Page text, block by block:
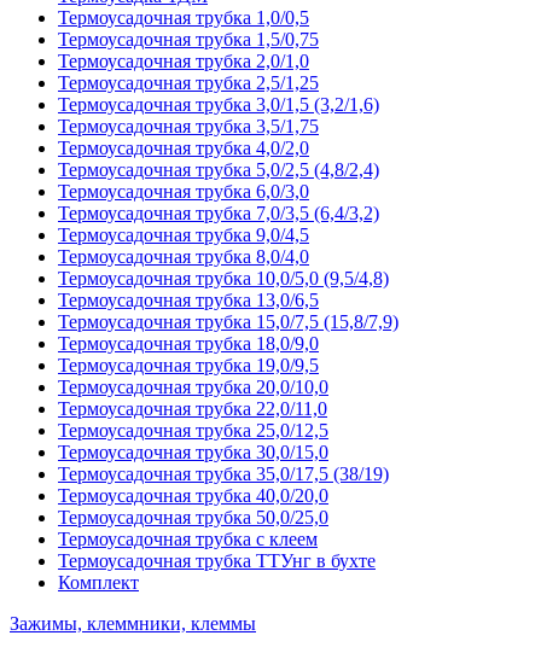
Термоусадочная трубка 1,0/0,5
Термоусадочная трубка 1,5/0,75
Термоусадочная трубка 2,0/1,0
Термоусадочная трубка 2,5/1,25
Термоусадочная трубка 3,0/1,5 (3,2/1,6)
Термоусадочная трубка 3,5/1,75
Термоусадочная трубка 4,0/2,0
Термоусадочная трубка 5,0/2,5 (4,8/2,4)
Термоусадочная трубка 6,0/3,0
Термоусадочная трубка 7,0/3,5 (6,4/3,2)
Термоусадочная трубка 9,0/4,5
Термоусадочная трубка 8,0/4,0
Термоусадочная трубка 10,0/5,0 (9,5/4,8)
Термоусадочная трубка 13,0/6,5
Термоусадочная трубка 15,0/7,5 (15,8/7,9)
Термоусадочная трубка 18,0/9,0
Термоусадочная трубка 19,0/9,5
Термоусадочная трубка 20,0/10,0
Термоусадочная трубка 22,0/11,0
Термоусадочная трубка 25,0/12,5
Термоусадочная трубка 30,0/15,0
Термоусадочная трубка 35,0/17,5 (38/19)
Термоусадочная трубка 40,0/20,0
Термоусадочная трубка 50,0/25,0
Термоусадочная трубка с клеем
Термоусадочная трубка ТТУнг в бухте
Комплект
Зажимы, клеммники, клеммы